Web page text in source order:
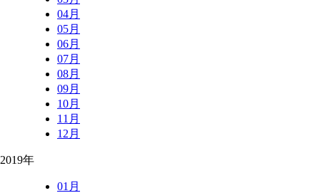
04月
05月
06月
07月
08月
09月
10月
11月
12月
2019年
01月